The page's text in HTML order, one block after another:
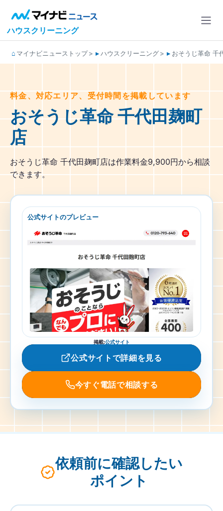
ハウスクリーニング
マイナビニューストップ ハウスクリーニング おそうじ革命 千
料金、対応エリア、受付時間を掲載しています
おそうじ革命 千代田麹町
店
おそうじ革命 千代田麹町店は作業料金9,900円から相談
できます。
公式サイトのプレビュー
掲載:公式サイト
公式サイトで詳細を見る
今すぐ電話で相談する
依頼前に確認したい
ポイント